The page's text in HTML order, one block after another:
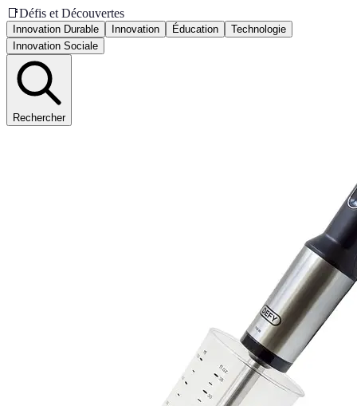
📑Défis et Découvertes
Innovation Durable Innovation Éducation
Technologie
Innovation Sociale
Rechercher